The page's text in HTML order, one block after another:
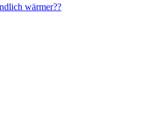
wärmer??